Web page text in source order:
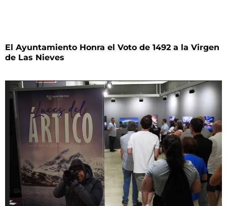
El Ayuntamiento Honra el Voto de 1492 a la Virgen
de Las Nieves